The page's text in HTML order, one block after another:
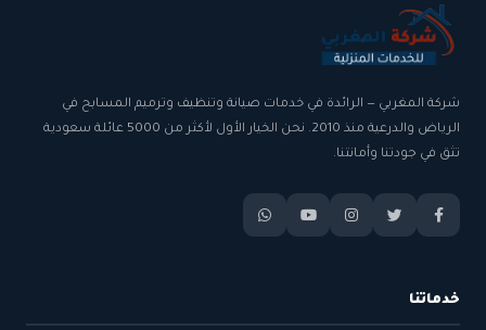
شركة المغربي — الرائدة في خدمات صيانة وتنظيف وترميم المسابح في
الرياض والدرعية منذ 2010. نحن الخيار الأول لأكثر من 5000 عائلة سعودية
تثق في جودتنا وأمانتنا.
خدماتنا